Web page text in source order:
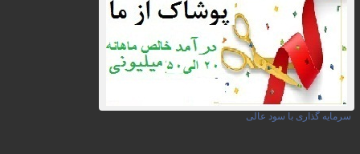
سرمایه گذاری با سود عالی